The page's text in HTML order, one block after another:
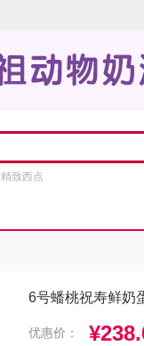
精致西点
6号蟠桃祝寿鲜奶
优惠价：